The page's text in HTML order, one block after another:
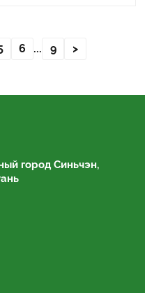
6 ... 9 >
город Синьчэн,